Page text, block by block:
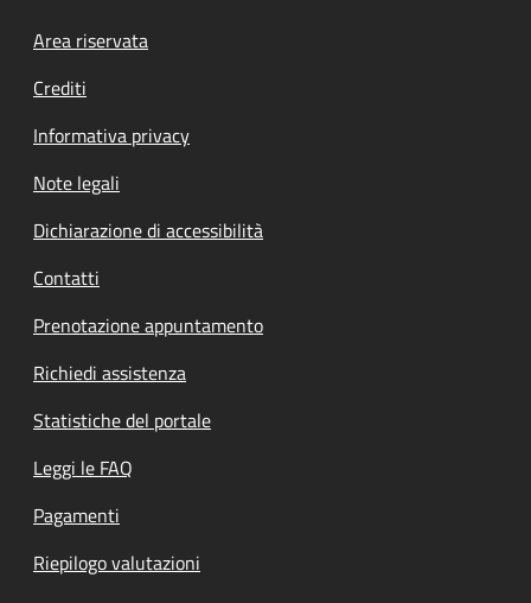
Footer menu
Area riservata
Crediti
Informativa privacy
Note legali
Dichiarazione di accessibilità
Contatti
Prenotazione appuntamento
Richiedi assistenza
Statistiche del portale
Leggi le FAQ
Pagamenti
Riepilogo valutazioni